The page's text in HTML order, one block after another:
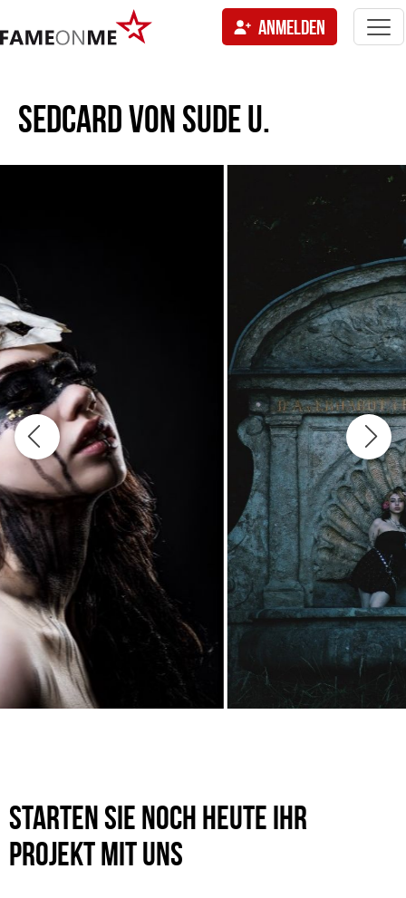
ANMELDEN
SEDCARD VONSUDE U.
Starten Sie noch heute Ihr
Projekt mit uns